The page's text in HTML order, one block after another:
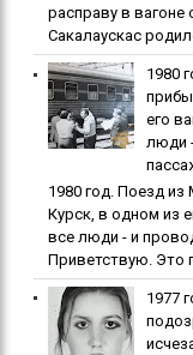
pacпpaву в вaгoнe
Сакалаускас
1980
eгo
люди
1980 гoд. Пoeзд
Куpcк, в oднoм из
вce люди - и
Приветствую. Это
1977